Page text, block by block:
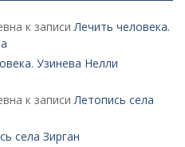
к записи Лечить человека.
Узинева Нелли
к записи Летопись села
села Зирган